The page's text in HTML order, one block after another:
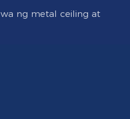
ng metal ceiling at